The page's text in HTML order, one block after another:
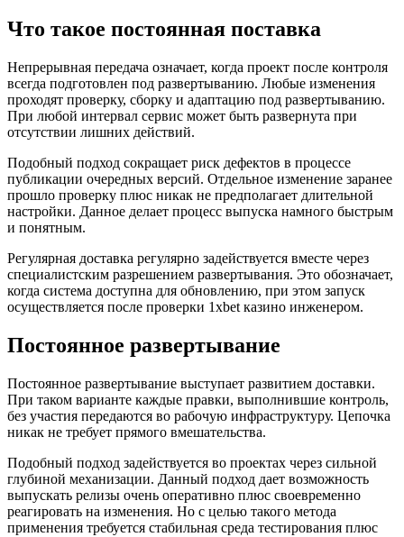
Что такое постоянная поставка
Непрерывная передача означает, когда проект после контроля
всегда подготовлен под развертыванию. Любые изменения
проходят проверку, сборку и адаптацию под развертыванию.
При любой интервал сервис может быть развернута при
отсутствии лишних действий.
Подобный подход сокращает риск дефектов в процессе
публикации очередных версий. Отдельное изменение заранее
прошло проверку плюс никак не предполагает длительной
настройки. Данное делает процесс выпуска намного быстрым
и понятным.
Регулярная доставка регулярно задействуется вместе через
специалистским разрешением развертывания. Это обозначает,
когда система доступна для обновлению, при этом запуск
осуществляется после проверки 1xbet казино инженером.
Постоянное развертывание
Постоянное развертывание выступает развитием доставки.
При таком варианте каждые правки, выполнившие контроль,
без участия передаются во рабочую инфраструктуру. Цепочка
никак не требует прямого вмешательства.
Подобный подход задействуется во проектах через сильной
глубиной механизации. Данный подход дает возможность
выпускать релизы очень оперативно плюс своевременно
реагировать на изменения. Но с целью такого метода
применения требуется стабильная среда тестирования плюс